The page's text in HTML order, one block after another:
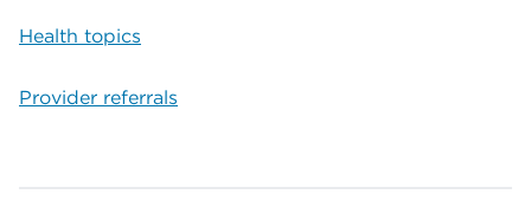
Health topics
Provider referrals